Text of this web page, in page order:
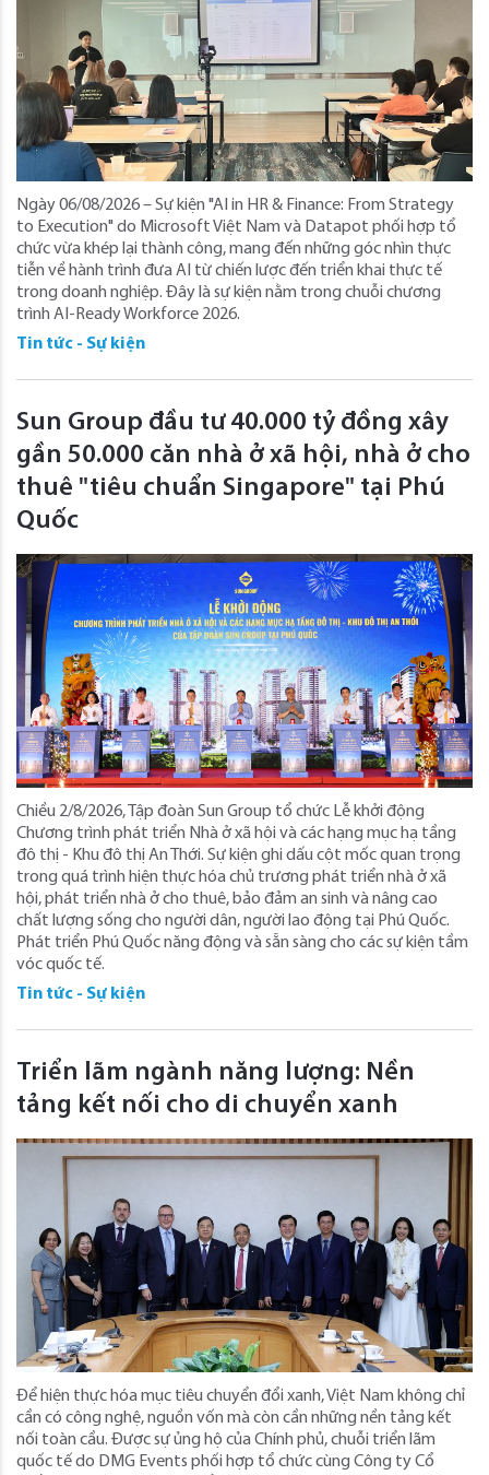
Ngày 06/08/2026 – Sự kiện "AI in HR & Finance: From Strategy
to Execution" do Microsoft Việt Nam và Datapot phối hợp tổ
chức vừa khép lại thành công, mang đến những góc nhìn thực
tiễn về hành trình đưa AI từ chiến lược đến triển khai thực tế
trong doanh nghiệp. Đây là sự kiện nằm trong chuỗi chương
trình AI-Ready Workforce 2026.
Tin tức - Sự kiện
Sun Group đầu tư 40.000 tỷ đồng xây
gần 50.000 căn nhà ở xã hội, nhà ở cho
thuê "tiêu chuẩn Singapore" tại Phú
Quốc
Chiều 2/8/2026, Tập đoàn Sun Group tổ chức Lễ khởi động
Chương trình phát triển Nhà ở xã hội và các hạng mục hạ tầng
đô thị - Khu đô thị An Thới. Sự kiện ghi dấu cột mốc quan trọng
trong quá trình hiện thực hóa chủ trương phát triển nhà ở xã
hội, phát triển nhà ở cho thuê, bảo đảm an sinh và nâng cao
chất lượng sống cho người dân, người lao động tại Phú Quốc.
Phát triển Phú Quốc năng động và sẵn sàng cho các sự kiện tầm
vóc quốc tế.
Tin tức - Sự kiện
Triển lãm ngành năng lượng: Nền
tảng kết nối cho di chuyển xanh
Để hiện thực hóa mục tiêu chuyển đổi xanh, Việt Nam không chỉ
cần có công nghệ, nguồn vốn mà còn cần những nền tảng kết
nối toàn cầu. Được sự ủng hộ của Chính phủ, chuỗi triển lãm
quốc tế do DMG Events phối hợp tổ chức cùng Công ty Cổ